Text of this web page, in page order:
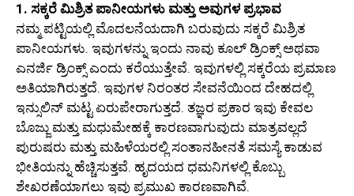
1. ಸಕ್ಕರೆ ಮಿಶ್ರಿತ ಪಾನೀಯಗಳು ಮತ್ತು ಅವುಗಳ ಪ್ರಭಾವ
ನಮ್ಮ ಪಟ್ಟಿಯಲ್ಲಿ ಮೊದಲನೆಯದಾಗಿ ಬರುವುದು ಸಕ್ಕರೆ ಮಿಶ್ರಿತ
ಪಾನೀಯಗಳು. ಇವುಗಳನ್ನು ಇಂದು ನಾವು ಕೂಲ್ ಡ್ರಿಂಕ್ಸ್ ಅಥವಾ
ಎನರ್ಜಿ ಡ್ರಿಂಕ್ಸ್ ಎಂದು ಕರೆಯುತ್ತೇವೆ. ಇವುಗಳಲ್ಲಿ ಸಕ್ಕರೆಯ ಪ್ರಮಾಣ
ಅತಿಯಾಗಿರುತ್ತದೆ. ಇವುಗಳ ನಿರಂತರ ಸೇವನೆಯಿಂದ ದೇಹದಲ್ಲಿ
ಇನ್ಸುಲಿನ್ ಮಟ್ಟ ಏರುಪೇರಾಗುತ್ತದೆ. ತಜ್ಞರ ಪ್ರಕಾರ ಇವು ಕೇವಲ
ಬೊಜ್ಜು ಮತ್ತು ಮಧುಮೇಹಕ್ಕೆ ಕಾರಣವಾಗುವುದು ಮಾತ್ರವಲ್ಲದೆ
ಪುರುಷರು ಮತ್ತು ಮಹಿಳೆಯರಲ್ಲಿ ಸಂತಾನಹೀನತೆ ಸಮಸ್ಯೆ ಕಾಡುವ
ಭೀತಿಯನ್ನು ಹೆಚ್ಚಿಸುತ್ತವೆ. ಹೃದಯದ ಧಮನಿಗಳಲ್ಲಿ ಕೊಬ್ಬು
ಶೇಖರಣೆಯಾಗಲು ಇವು ಪ್ರಮುಖ ಕಾರಣವಾಗಿವೆ.